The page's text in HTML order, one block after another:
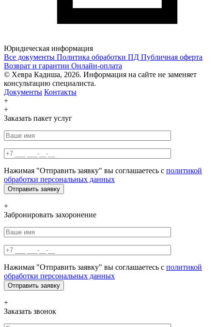
Юридическая информация
Все документы Политика обработки ПД Публичная оферта
Возврат и гарантии Онлайн-оплата
© Хевра Кадиша, 2026. Информация на сайте не заменяет
консультацию специалиста.
Документы Контакты
+
+
Заказать пакет услуг
Нажимая "Отправить заявку" вы соглашаетесь с политикой
обработки персональных данных
+
Забронировать захоронение
Нажимая "Отправить заявку" вы соглашаетесь с политикой
обработки персональных данных
+
Заказать звонок